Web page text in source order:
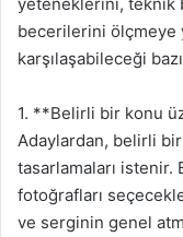
becerilerini ölçmeye
karşılaşabileceği
1. **Belirli bir konu
Adaylardan, belirli
tasarlamaları istenir.
fotoğrafları
ve serginin genel